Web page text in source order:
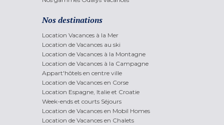
Nos destinations
Location Vacances à la Mer
Location de Vacances au ski
Location de Vacances à la Montagne
Location de Vacances à la Campagne
Appart'hôtels en centre ville
Location de Vacances en Corse
Location Espagne, Italie et Croatie
Week-ends et courts Séjours
Location de Vacances en Mobil Homes
Location de Vacances en Chalets